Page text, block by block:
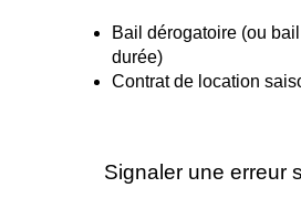
Bail dérogatoire (ou
durée)
Contrat de location
Signaler une erreur